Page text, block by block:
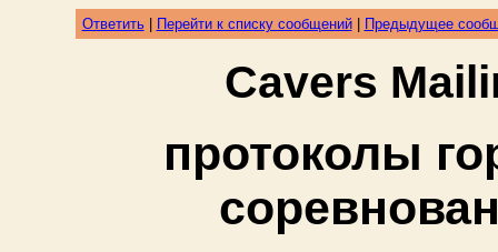
Ответить| Перейти к списку сообщений| Предыдущее
Cavers
протоколы